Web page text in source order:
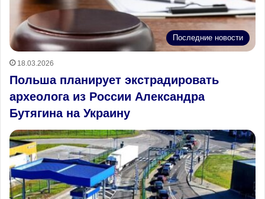
Последние новости
18.03.2026
Польша планирует экстрадировать
археолога из России Александра
Бутягина на Украину